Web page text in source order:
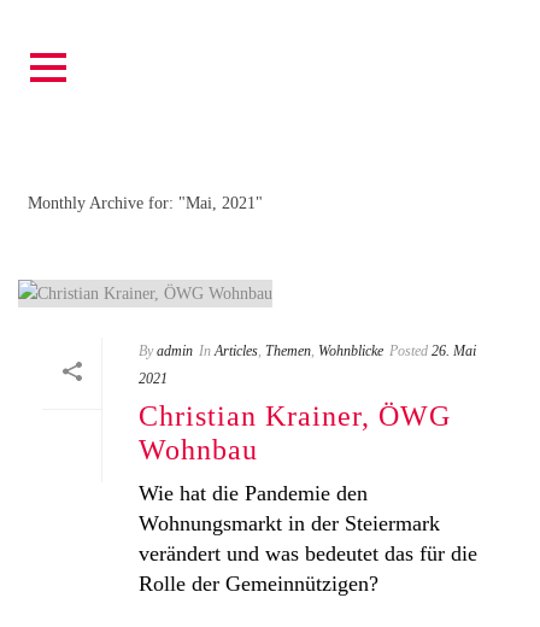
Monthly Archive for: "Mai, 2021"
By admin In Articles, Themen, Wohnblicke Posted 26. Mai
2021
Christian Krainer, ÖWG
Wohnbau
Wie hat die Pandemie den
Wohnungsmarkt in der Steiermark
verändert und was bedeutet das für die
Rolle der Gemeinnützigen?